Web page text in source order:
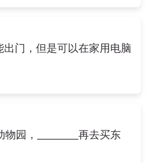
能出门，但是可以在家用电脑
园，__________再去买东